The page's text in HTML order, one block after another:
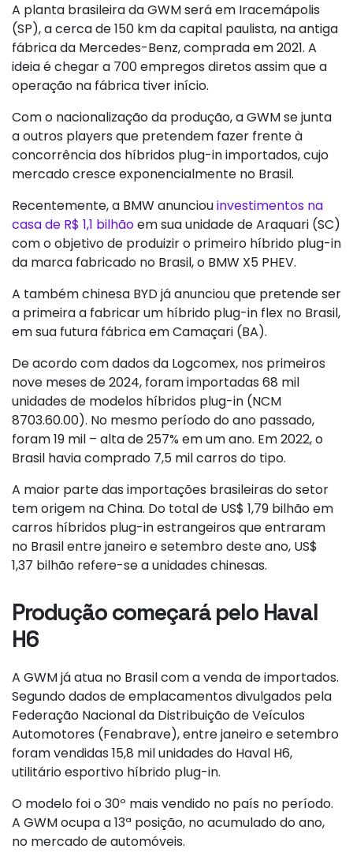
A planta brasileira da GWM será em Iracemápolis
(SP), a cerca de 150 km da capital paulista, na antiga
fábrica da Mercedes-Benz, comprada em 2021. A
ideia é chegar a 700 empregos diretos assim que a
operação na fábrica tiver início.
Com o nacionalização da produção, a GWM se junta
a outros players que pretendem fazer frente à
concorrência dos híbridos plug-in importados, cujo
mercado cresce exponencialmente no Brasil.
Recentemente, a BMW anunciouinvestimentos na
casa de R$ 1,1 bilhãoem sua unidade de Araquari (SC)
com o objetivo de produizir o primeiro híbrido plug-in
da marca fabricado no Brasil, o BMW X5 PHEV.
A também chinesa BYD já anunciou que pretende ser
a primeira a fabricar um híbrido plug-in flex no Brasil,
em sua futura fábrica em Camaçari (BA).
De acordo com dados da Logcomex, nos primeiros
nove meses de 2024, foram importadas 68 mil
unidades de modelos híbridos plug-in (NCM
8703.60.00). No mesmo período do ano passado,
foram 19 mil – alta de 257% em um ano. Em 2022, o
Brasil havia comprado 7,5 mil carros do tipo.
A maior parte das importações brasileiras do setor
tem origem na China. Do total de US$ 1,79 bilhão em
carros híbridos plug-in estrangeiros que entraram
no Brasil entre janeiro e setembro deste ano, US$
1,37 bilhão refere-se a unidades chinesas.
Produção começará pelo Haval
H6
A GWM já atua no Brasil com a venda de importados.
Segundo dados de emplacamentos divulgados pela
Federação Nacional da Distribuição de Veículos
Automotores (Fenabrave), entre janeiro e setembro
foram vendidas 15,8 mil unidades do Haval H6,
utilitário esportivo híbrido plug-in.
O modelo foi o 30º mais vendido no país no período.
A GWM ocupa a 13ª posição, no acumulado do ano,
no mercado de automóveis.